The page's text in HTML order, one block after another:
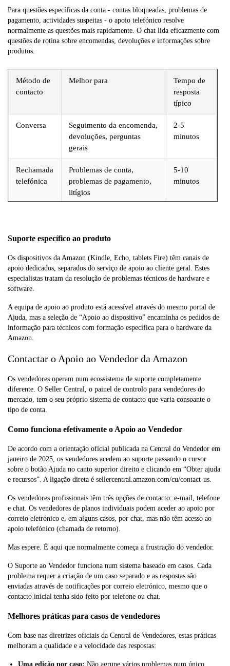
Para questões específicas da conta - contas bloqueadas, problemas de
pagamento, actividades suspeitas - o apoio telefónico resolve
normalmente as questões mais rapidamente. O chat lida eficazmente com
questões de rotina sobre encomendas, devoluções e informações sobre
produtos.
Método de
contacto
Melhor para
Tempo de
resposta
típico
Conversa
Seguimento da encomenda,
devoluções, perguntas
gerais
2-5
minutos
Rechamada
telefónica
Problemas de conta,
problemas de pagamento,
litígios
5-10
minutos
Suporte específico ao produto
Os dispositivos da Amazon (Kindle, Echo, tablets Fire) têm canais de
apoio dedicados, separados do serviço de apoio ao cliente geral. Estes
especialistas tratam da resolução de problemas técnicos de hardware e
software.
A equipa de apoio ao produto está acessível através do mesmo portal de
Ajuda, mas a seleção de “Apoio ao dispositivo” encaminha os pedidos de
informação para técnicos com formação específica para o hardware da
Amazon.
Contactar o Apoio ao Vendedor da Amazon
Os vendedores operam num ecossistema de suporte completamente
diferente. O Seller Central, o painel de controlo para vendedores do
mercado, tem o seu próprio sistema de contacto que varia consoante o
tipo de conta.
Como funciona efetivamente o Apoio ao Vendedor
De acordo com a orientação oficial publicada na Central do Vendedor em
janeiro de 2025, os vendedores acedem ao suporte passando o cursor
sobre o botão Ajuda no canto superior direito e clicando em “Obter ajuda
e recursos”. A ligação direta é sellercentral.amazon.com/cu/contact-us.
Os vendedores profissionais têm três opções de contacto: e-mail, telefone
e chat. Os vendedores de planos individuais podem aceder ao apoio por
correio eletrónico e, em alguns casos, por chat, mas não têm acesso ao
apoio telefónico (chamada de retorno).
Mas espere. É aqui que normalmente começa a frustração do vendedor.
O Suporte ao Vendedor funciona num sistema baseado em casos. Cada
problema requer a criação de um caso separado e as respostas são
enviadas através de notificações por correio eletrónico, mesmo que o
contacto inicial tenha sido feito por telefone ou chat.
Melhores práticas para casos de vendedores
Com base nas diretrizes oficiais da Central de Vendedores, estas práticas
melhoram a qualidade e a velocidade das respostas:
Uma edição por caso: Não agrupe vários problemas num único